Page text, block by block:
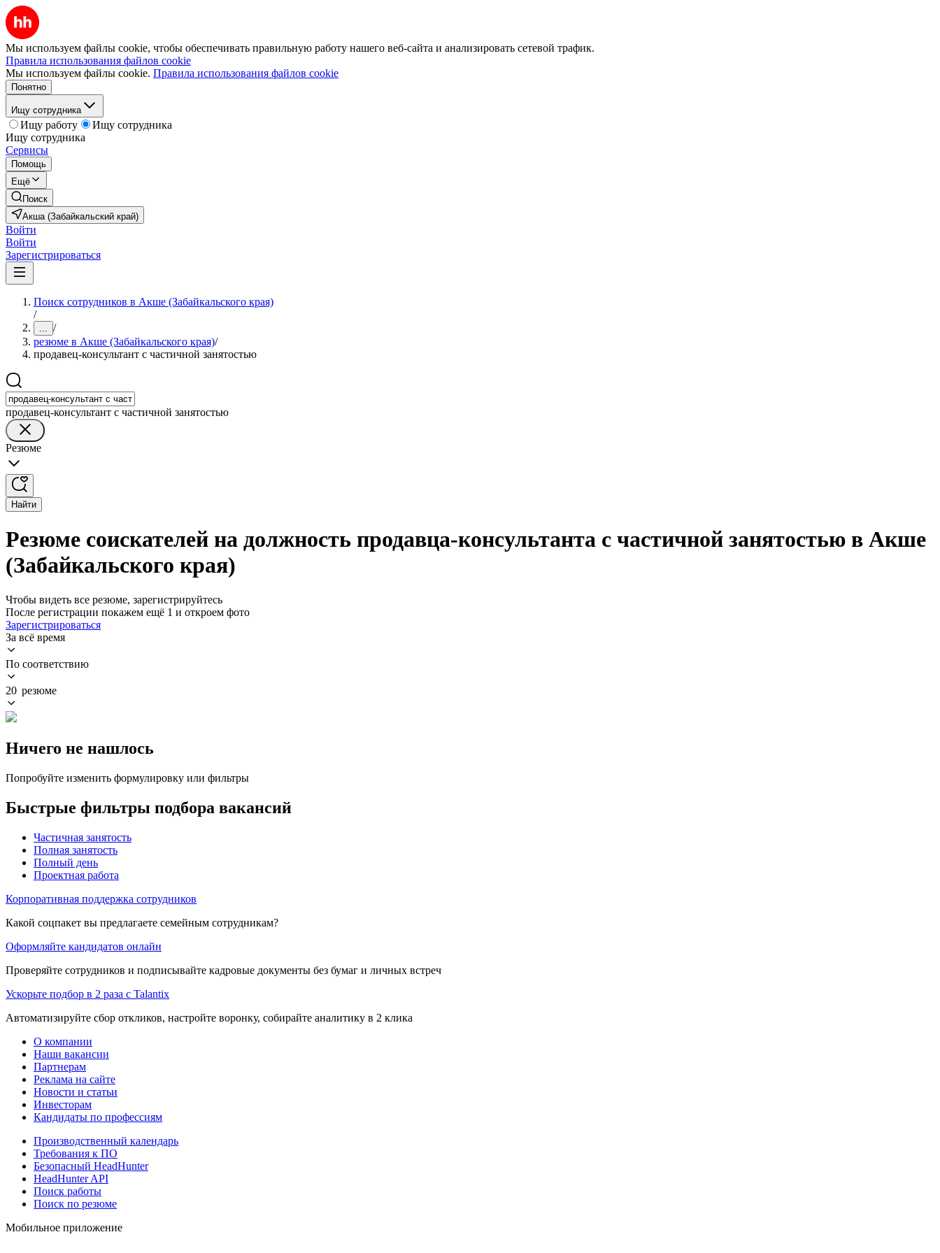
Мы используем файлы cookie, чтобы обеспечивать правильную работу нашего веб-сайта и анализировать сетевой трафик.
Правила использования файлов cookie
Мы используем файлы cookie. Правила использования файлов cookie
Понятно
Ищу сотрудника
Ищу работу
Ищу сотрудника
Ищу сотрудника
Сервисы
Помощь
Ещё
Поиск
Акша (Забайкальский край)
Войти
Войти
Зарегистрироваться
Поиск сотрудников в Акше (Забайкальского края)
/
... /
резюме в Акше (Забайкальского края)/
продавец-консультант с частичной занятостью
продавец-консультант с частичной занятостью
Резюме
Найти
Резюме соискателей на должность продавца-консультанта с частичной занятостью в Акше
(Забайкальского края)
Чтобы видеть все резюме, зарегистрируйтесь
После регистрации покажем ещё 1 и откроем фото
Зарегистрироваться
За всё время
По соответствию
20 резюме
Ничего не нашлось
Попробуйте изменить формулировку или фильтры
Быстрые фильтры подбора вакансий
Частичная занятость
Полная занятость
Полный день
Проектная работа
Корпоративная поддержка сотрудников
Какой соцпакет вы предлагаете семейным сотрудникам?
Оформляйте кандидатов онлайн
Проверяйте сотрудников и подписывайте кадровые документы без бумаг и личных встреч
Ускорьте подбор в 2 раза с Talantix
Автоматизируйте сбор откликов, настройте воронку, собирайте аналитику в 2 клика
О компании
Наши вакансии
Партнерам
Реклама на сайте
Новости и статьи
Инвесторам
Кандидаты по профессиям
Производственный календарь
Требования к ПО
Безопасный HeadHunter
HeadHunter API
Поиск работы
Поиск по резюме
Мобильное приложение